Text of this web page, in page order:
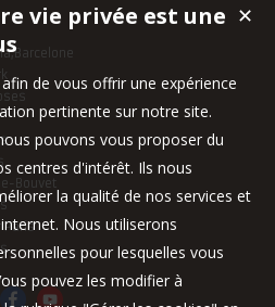
Bouvet
Paris
✕
vie privée est une
de vous offrir une expérience
pertinente sur notre site.
pouvons vous proposer du
centres d'intérêt. Ils nous
la qualité de nos services et
Nous utiliserons
pour lesquelles vous
pouvez les modifier à